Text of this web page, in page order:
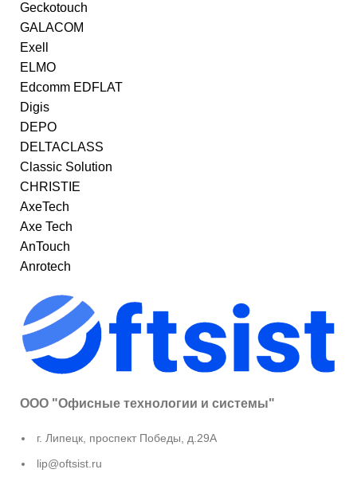
Geckotouch
GALACOM
Exell
ELMO
Edcomm EDFLAT
Digis
DEPO
DELTACLASS
Classic Solution
CHRISTIE
AxeTech
Axe Tech
AnTouch
Anrotech
ООО "Офисные технологии и системы"
г. Липецк, проспект Победы, д.29А
lip@oftsist.ru